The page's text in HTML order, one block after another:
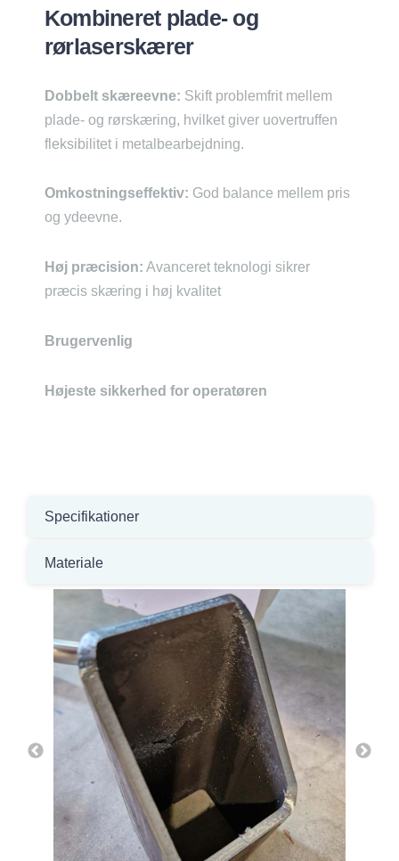
Kombineret plade- og
rørlaserskærer
Dobbelt skæreevne: Skift problemfrit mellem
plade- og rørskæring, hvilket giver uovertruffen
fleksibilitet i metalbearbejdning.
Omkostningseffektiv: God balance mellem pris
og ydeevne.
Høj præcision: Avanceret teknologi sikrer
præcis skæring i høj kvalitet
Brugervenlig
Højeste sikkerhed for operatøren
Specifikationer
Materiale